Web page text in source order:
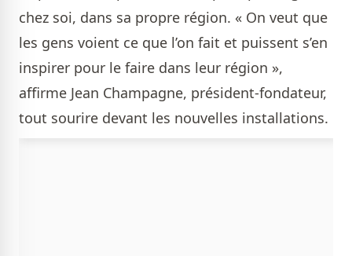
chez soi, dans sa propre région. « On veut que
les gens voient ce que l’on fait et puissent s’en
inspirer pour le faire dans leur région »,
affirme Jean Champagne, président-fondateur,
tout sourire devant les nouvelles installations.